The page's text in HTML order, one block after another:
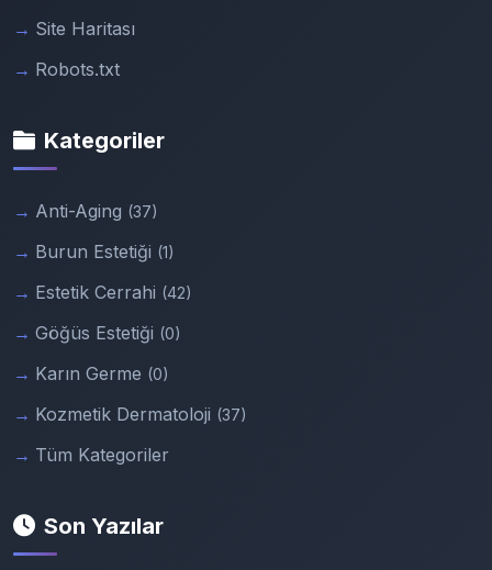
Site Haritası
Robots.txt
Kategoriler
Anti-Aging (37)
Burun Estetiği (1)
Estetik Cerrahi (42)
Göğüs Estetiği (0)
Karın Germe (0)
Kozmetik Dermatoloji (37)
Tüm Kategoriler
Son Yazılar